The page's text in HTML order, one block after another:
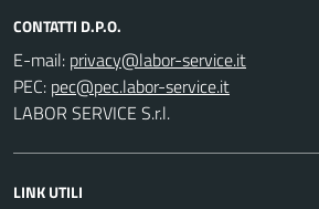
CONTATTI D.P.O.
E-mail:
PEC:
LABOR SERVICE S.r.l.
LINK UTILI